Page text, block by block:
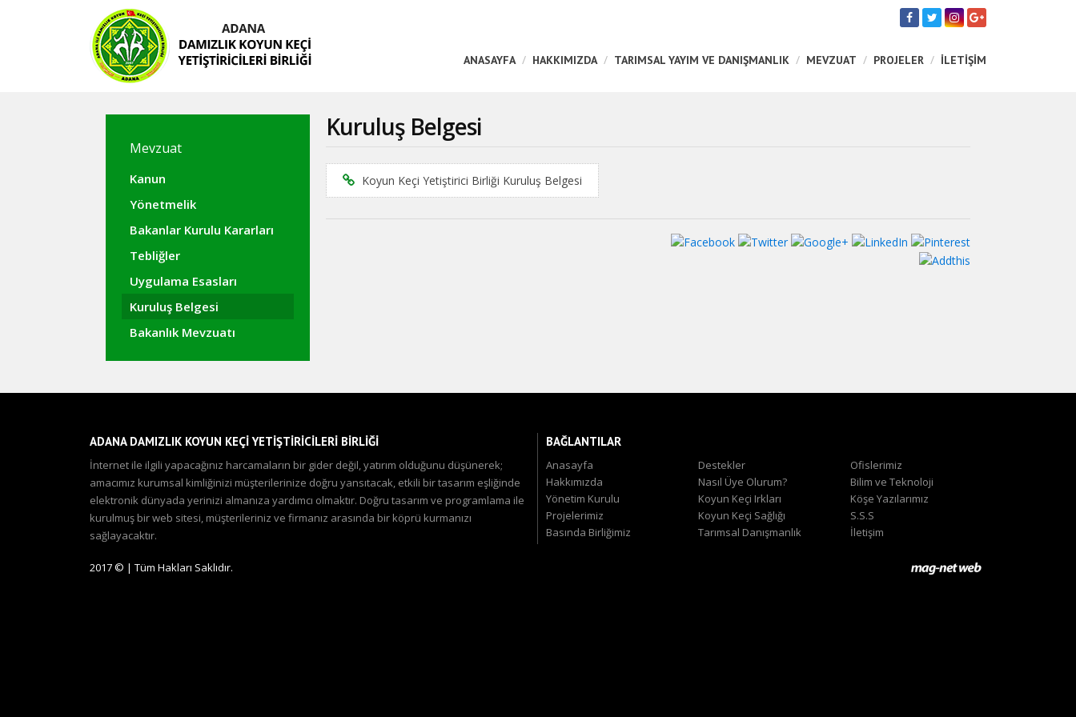
ANASAYFA HAKKIMIZDA TARIMSAL YAYIM VE DANIŞMANLIK MEVZUAT PROJELER İLETİŞİM
Mevzuat
Kanun
Yönetmelik
Bakanlar Kurulu Kararları
Tebliğler
Uygulama Esasları
Kuruluş Belgesi
Bakanlık Mevzuatı
Kuruluş Belgesi
Koyun Keçi Yetiştirici Birliği Kuruluş Belgesi
ADANA DAMIZLIK KOYUN KEÇİ YETİŞTİRİCİLERİ BİRLİĞİ
İnternet ile ilgili yapacağınız harcamaların bir gider değil, yatırım olduğunu düşünerek;
amacımız kurumsal kimliğinizi müşterilerinize doğru yansıtacak, etkili bir tasarım eşliğinde
elektronik dünyada yerinizi almanıza yardımcı olmaktır. Doğru tasarım ve programlama ile
kurulmuş bir web sitesi, müşterileriniz ve firmanız arasında bir köprü kurmanızı
sağlayacaktır.
BAĞLANTILAR
Anasayfa
Hakkımızda
Yönetim Kurulu
Projelerimiz
Basında Birliğimiz
Destekler
Nasıl Üye Olurum?
Koyun Keçi Irkları
Koyun Keçi Sağlığı
Tarımsal Danışmanlık
Ofislerimiz
Bilim ve Teknoloji
Köşe Yazılarımız
S.S.S
İletişim
2017 © | Tüm Hakları Saklıdır.